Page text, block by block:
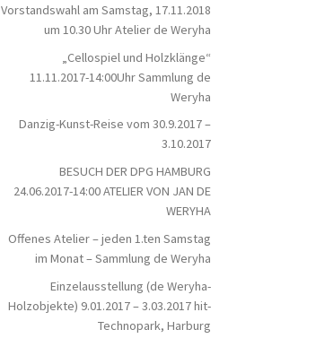
Vorstandswahl am Samstag, 17.11.2018
um 10.30 Uhr Atelier de Weryha
„Cellospiel und Holzklänge“
11.11.2017-14:00Uhr Sammlung de
Weryha
Danzig-Kunst-Reise vom 30.9.2017 –
3.10.2017
BESUCH DER DPG HAMBURG
24.06.2017-14:00 ATELIER VON JAN DE
WERYHA
Offenes Atelier – jeden 1.ten Samstag
im Monat – Sammlung de Weryha
Einzelausstellung (de Weryha-
Holzobjekte) 9.01.2017 – 3.03.2017 hit-
Technopark, Harburg